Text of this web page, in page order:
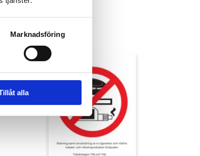
Marknadsföring
alla